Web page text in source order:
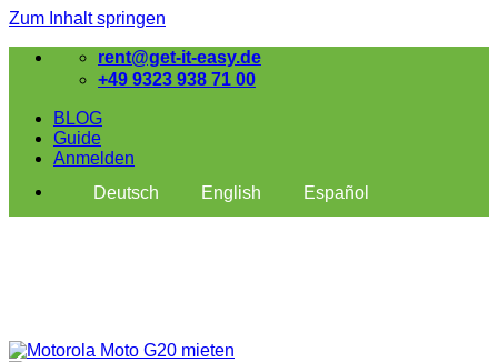
Zum Inhalt springen
rent@get-it-easy.de
+49 9323 938 71 00
BLOG
Guide
Anmelden
Deutsch
English Español